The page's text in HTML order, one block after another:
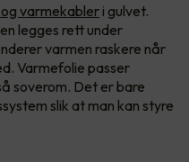
varmekableri gulvet.
legges rett under
varmen raskere når
Varmefolie passer
soverom. Det er bare
slik at man kan styre